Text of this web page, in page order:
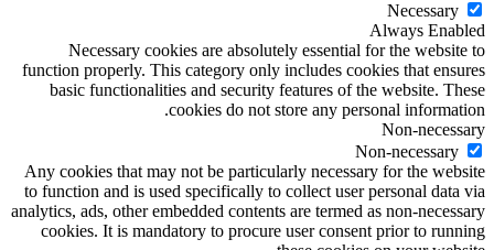
Necessary
Always Enabled
Necessary cookies are absolutely essential for the website to
function properly. This category only includes cookies that ensures
basic functionalities and security features of the website. These
cookies do not store any personal information.
Non-necessary
Non-necessary
Any cookies that may not be particularly necessary for the website
to function and is used specifically to collect user personal data via
analytics, ads, other embedded contents are termed as non-necessary
cookies. It is mandatory to procure user consent prior to running